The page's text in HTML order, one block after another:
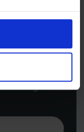
i drugim